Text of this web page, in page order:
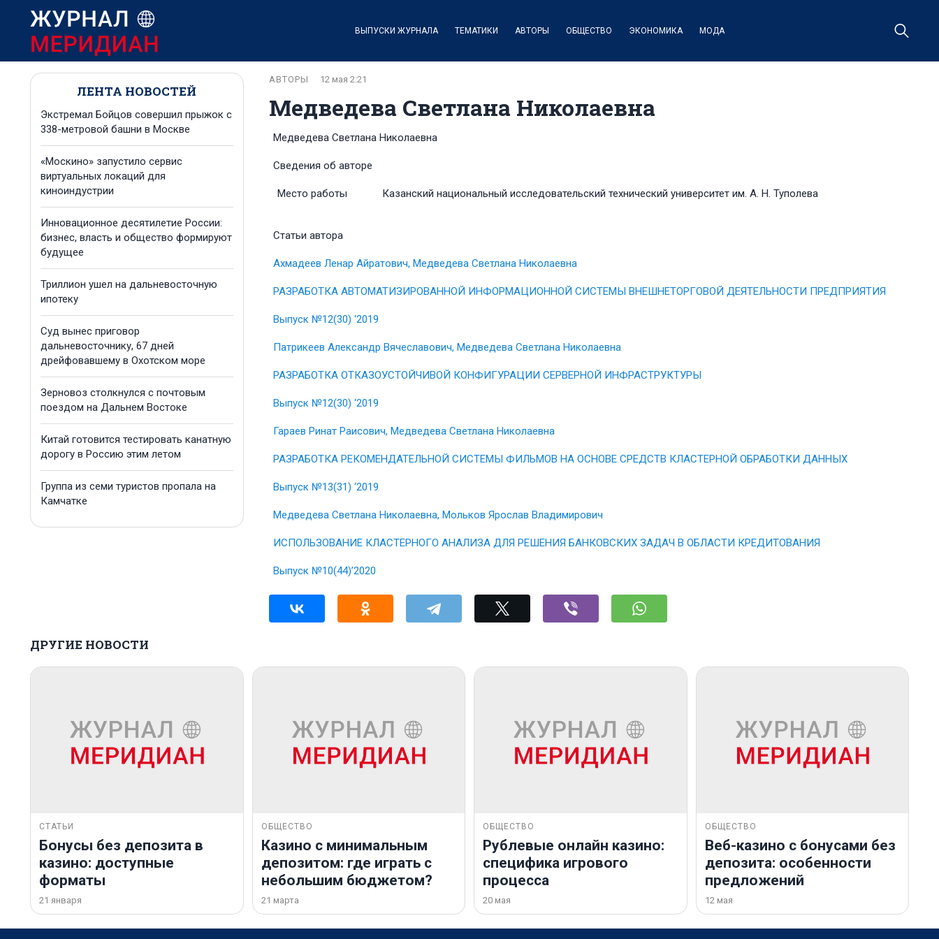
ВЫПУСКИ ЖУРНАЛА ТЕМАТИКИ АВТОРЫ ОБЩЕСТВО ЭКОНОМИКА МОДА
ЛЕНТА НОВОСТЕЙ
Экстремал Бойцов совершил прыжок с
338-метровой башни в Москве
«Москино» запустило сервис
виртуальных локаций для
киноиндустрии
Инновационное десятилетие России:
бизнес, власть и общество формируют
будущее
Триллион ушел на дальневосточную
ипотеку
Суд вынес приговор
дальневосточнику, 67 дней
дрейфовавшему в Охотском море
Зерновоз столкнулся с почтовым
поездом на Дальнем Востоке
Китай готовится тестировать канатную
дорогу в Россию этим летом
Группа из семи туристов пропала на
Камчатке
Медведева Светлана Николаевна
АВТОРЫ 12 мая 2:21
Медведева Светлана Николаевна
Сведения об авторе
Место работы Казанский национальный исследовательский технический университет им. А. Н. Туполева
Статьи автора
Ахмадеев Ленар Айратович, Медведева Светлана Николаевна
РАЗРАБОТКА АВТОМАТИЗИРОВАННОЙ ИНФОРМАЦИОННОЙ СИСТЕМЫ ВНЕШНЕТОРГОВОЙ ДЕЯТЕЛЬНОСТИ ПРЕДПРИЯТИЯ
Выпуск №12(30) ‘2019
Патрикеев Александр Вячеславович, Медведева Светлана Николаевна
РАЗРАБОТКА ОТКАЗОУСТОЙЧИВОЙ КОНФИГУРАЦИИ СЕРВЕРНОЙ ИНФРАСТРУКТУРЫ
Выпуск №12(30) ‘2019
Гараев Ринат Раисович, Медведева Светлана Николаевна
РАЗРАБОТКА РЕКОМЕНДАТЕЛЬНОЙ СИСТЕМЫ ФИЛЬМОВ НА ОСНОВЕ СРЕДСТВ КЛАСТЕРНОЙ ОБРАБОТКИ ДАННЫХ
Выпуск №13(31) ‘2019
Медведева Светлана Николаевна, Мольков Ярослав Владимирович
ИСПОЛЬЗОВАНИЕ КЛАСТЕРНОГО АНАЛИЗА ДЛЯ РЕШЕНИЯ БАНКОВСКИХ ЗАДАЧ В ОБЛАСТИ КРЕДИТОВАНИЯ
Выпуск №10(44)’2020
ДРУГИЕ НОВОСТИ
СТАТЬИ
Бонусы без депозита в
казино: доступные
форматы
21 января
ОБЩЕСТВО
Казино с минимальным
депозитом: где играть с
небольшим бюджетом?
21 марта
ОБЩЕСТВО
Рублевые онлайн казино:
специфика игрового
процесса
20 мая
ОБЩЕСТВО
Веб-казино с бонусами без
депозита: особенности
предложений
12 мая